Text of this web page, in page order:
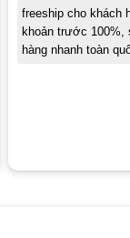
freeship cho khách
khoản trước 100%,
hàng nhanh toàn